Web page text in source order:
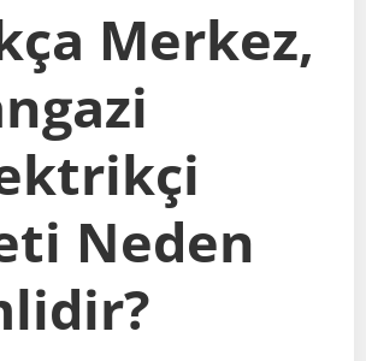
Merkez,
Neden